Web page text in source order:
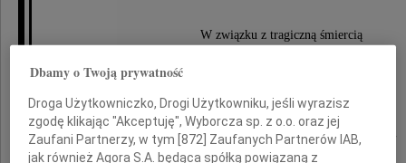
W związku z tragiczną śmiercią
prof. dr. hab. inż. arch.
Stefana Kuryłowicza
Dbamy o Twoją prywatność
Droga Użytkowniczko, Drogi Użytkowniku, jeśli wyrazisz
zgodę klikając "Akceptuję", Wyborcza sp. z o.o. oraz jej
Zaufani Partnerzy, w tym [872 ] Zaufanych Partnerów IAB,
jak również Agora S.A. będąca spółką powiązaną z